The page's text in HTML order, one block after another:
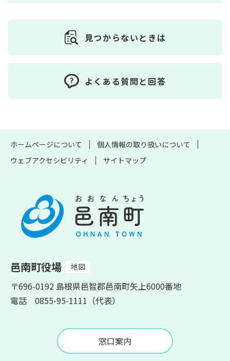
見つからないときは
よくある質問と回答
ホームページについて
個人情報の取り扱いについて
ウェブアクセシビリティ
サイトマップ
邑南町役場 地図
〒696-0192 島根県邑智郡邑南町矢上6000番地
電話 0855-95-1111（代表）
窓口案内